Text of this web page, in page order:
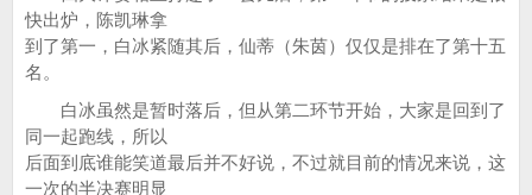
快出炉，陈凯琳拿
到了第一，白冰紧随其后，仙蒂（朱茵）仅仅是排在了第十五
名。
白冰虽然是暂时落后，但从第二环节开始，大家是回到了
同一起跑线，所以
后面到底谁能笑道最后并不好说，不过就目前的情况来说，这
一次的半决赛明显